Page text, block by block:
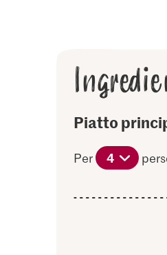
Piatto
Per 4